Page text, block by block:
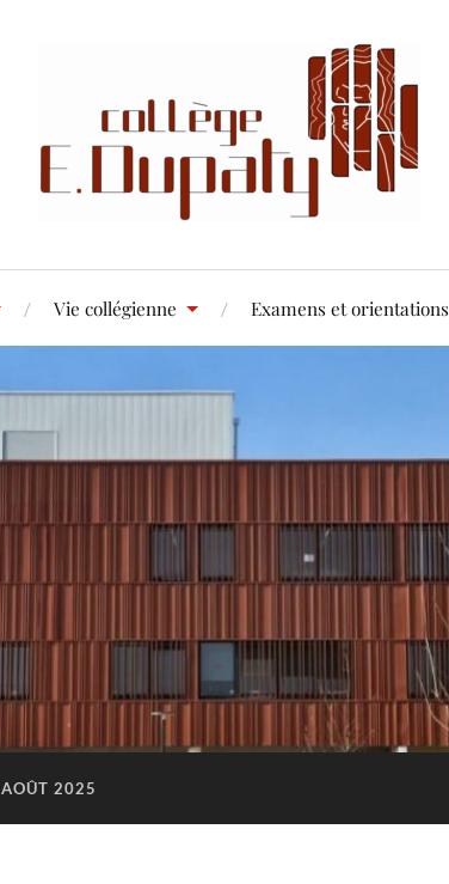
Vie collégienne Examens et orientations
AOÛT 2025